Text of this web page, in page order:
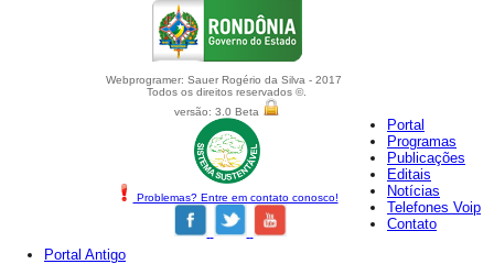
Webprogramer: Sauer Rogério da Silva - 2017
Todos os direitos reservados ©.
versão: 3.0 Beta
Problemas? Entre em contato conosco!
Portal
Programas
Publicações
Editais
Notícias
Telefones Voip
Contato
Portal Antigo